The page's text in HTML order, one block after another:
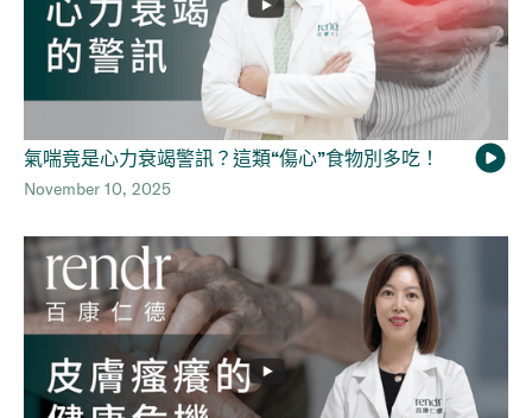
氣喘竟是心力衰竭警訊？這類“傷心”食物別多吃！
November 10, 2025